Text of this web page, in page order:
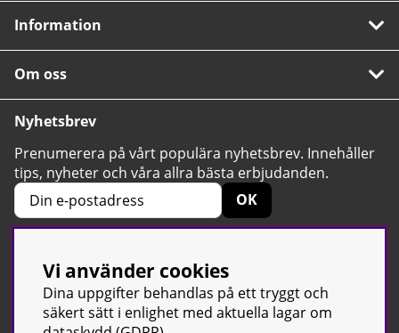
Information
Om oss
Nyhetsbrev
Prenumerera på vårt populära nyhetsbrev. Innehåller
tips, nyheter och våra allra bästa erbjudanden.
OK
4.6 Baserat på 2424 betyg
Vi använder cookies
Dina uppgifter behandlas på ett tryggt och
säkert sätt i enlighet med aktuella lagar om